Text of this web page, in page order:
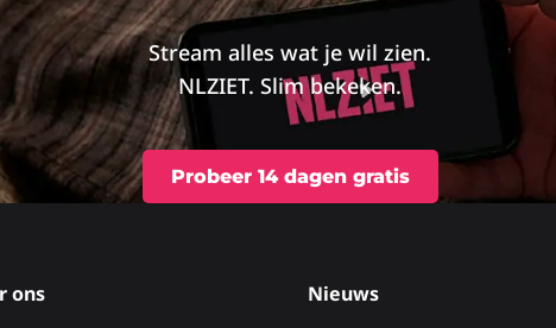
Stream alles wat je wil zien.
NLZIET. Slim bekeken.
Probeer 14 dagen gratis
ons Nieuws